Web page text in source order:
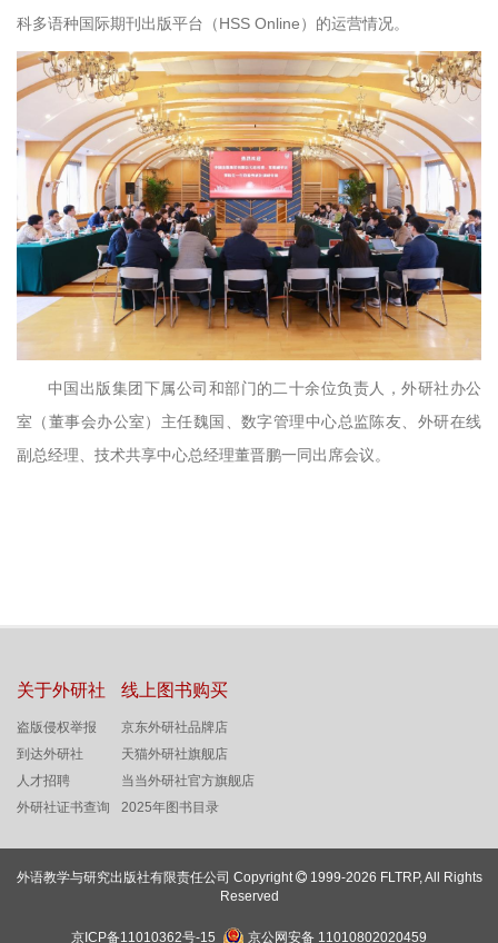
科多语种国际期刊出版平台（HSS Online）的运营情况。
中国出版集团下属公司和部门的二十余位负责人，外研社办公
室（董事会办公室）主任魏国、数字管理中心总监陈友、外研在线
副总经理、技术共享中心总经理董晋鹏一同出席会议。
关于外研社
盗版侵权举报
到达外研社
人才招聘
外研社证书查询
线上图书购买
京东外研社品牌店
天猫外研社旗舰店
当当外研社官方旗舰店
2025年图书目录
外语教学与研究出版社有限责任公司 Copyright
1999-2026 FLTRP, All Rights
Reserved
京ICP备11010362号-15 京公网安备 11010802020459